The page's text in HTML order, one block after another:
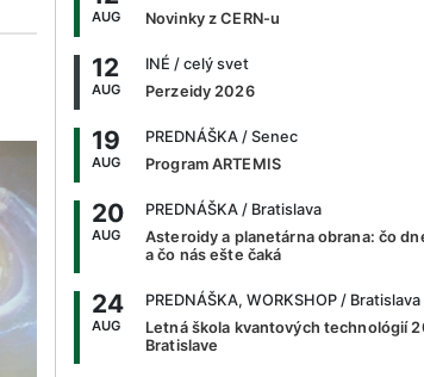
AUG
Novinky z CERN-u
12
AUG
INÉ / celý svet
Perzeidy 2026
19
AUG
PREDNÁŠKA / Senec
Program ARTEMIS
20
AUG
PREDNÁŠKA / Bratislava
Asteroidy a planetárna obrana: čo
a čo nás ešte čaká
24
AUG
PREDNÁŠKA, WORKSHOP / Bratislava
Letná škola kvantových technológií
Bratislave